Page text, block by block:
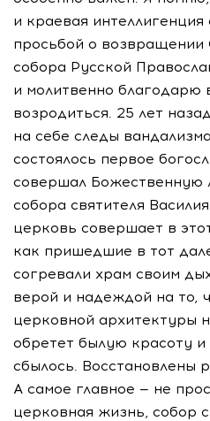
и краевая
просьбой о возвращении
собора Русской
и молитвенно благодарю
возродиться. 25 лет
на себе следы
состоялось первое
совершал Божественную
собора святителя
церковь совершает в
как пришедшие в тот
согревали храм своим
верой и надеждой на то,
церковной архитектуры
обретет былую красоту и
сбылось. Восстановлены
А самое главное — не
церковная жизнь, собор